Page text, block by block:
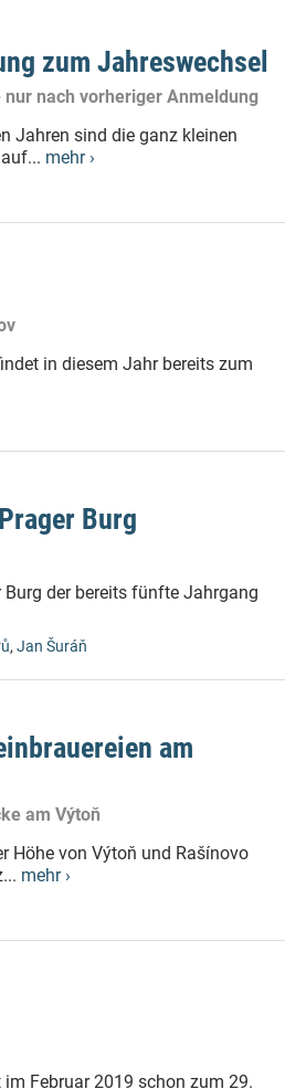
zum Jahreswechsel
nach vorheriger Anmeldung
Jahren sind die ganz kleinen
mehr ›
in diesem Jahr bereits zum
Burg
der bereits fünfte Jahrgang
, Jan Šuráň
am
am Výtoň
Höhe von Výtoň und Rašínovo
mehr ›
Februar 2019 schon zum 29.